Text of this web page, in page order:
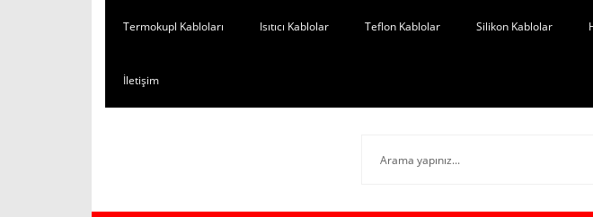
Termokupl Kabloları Isıtıcı Kablolar Teflon Kablolar Silikon Kablolar
İletişim